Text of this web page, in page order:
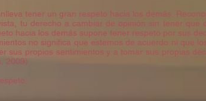
tener un gran respeto hacia los demás.
tu derecho a cambiar de opinión sin tener que
hacia los demás supone tener respeto por sus
no significa que estemos de acuerdo ni que
sus propios sentimientos y a tomar sus propias
2009)